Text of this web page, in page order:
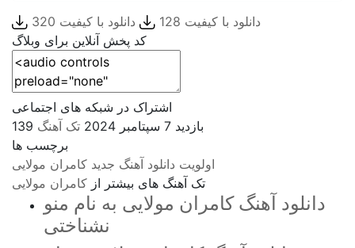
دانلود با کیفیت 128
دانلود با کیفیت 320
کد پخش آنلاین برای وبلاگ
اشتراک در شبکه های اجتماعی
139 بازدید 7 سپتامبر 2024
تک آهنگ
برچسب ها
اولویت دانلود آهنگ جدید کامران مولایی
تک آهنگ های بیشتر از کامران مولایی
دانلود آهنگ کامران مولایی به نام منو
نشناختی